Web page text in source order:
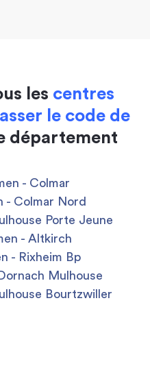
les centres
le code de
département
- Colmar
- Colmar Nord
Porte Jeune
- Altkirch
- Rixheim Bp
Mulhouse
Bourtzwiller